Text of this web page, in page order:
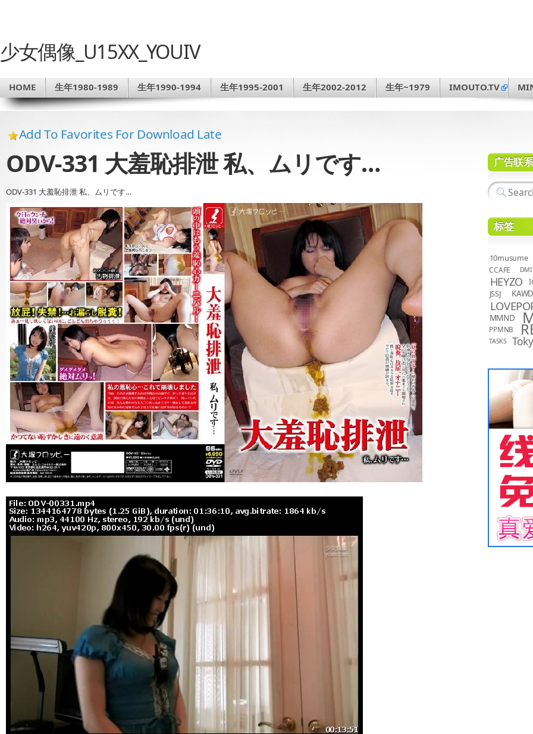
少女偶像_U15XX_YOUIV
HOME 生年1980-1989 生年1990-1994 生年1995-2001 生年2002-2012 生年~1979 IMOUTO.TV
Add To Favorites For Download Late
ODV-331 大羞恥排泄 私、ムリです…
ODV-331 大羞恥排泄 私、ムリです…
广告联
标签
10musume
CCAFE DMI
HEYZO
JSSJ KAWD
MMND
PPMNB
TASKS